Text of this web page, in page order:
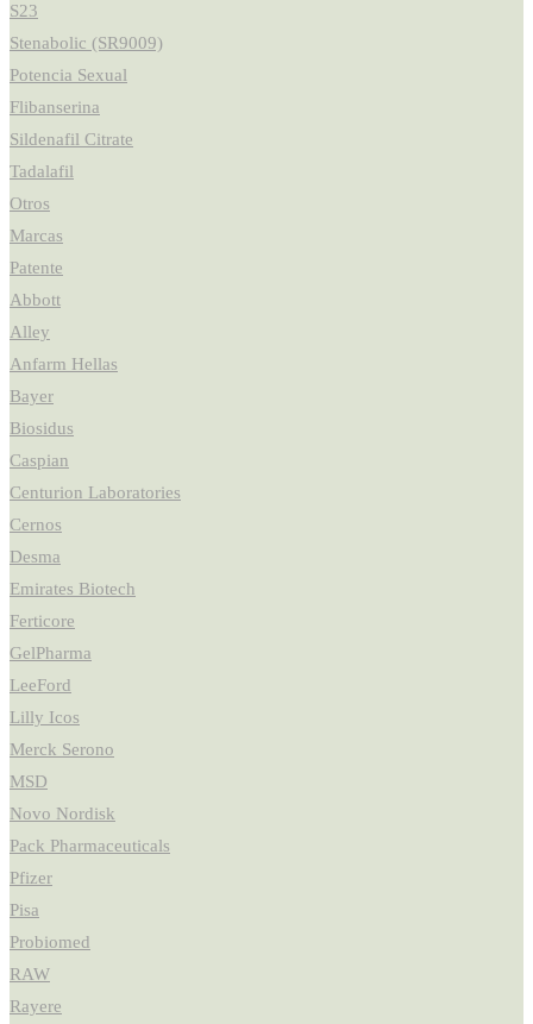
S23
Stenabolic (SR9009)
Potencia Sexual
Flibanserina
Sildenafil Citrate
Tadalafil
Otros
Marcas
Patente
Abbott
Alley
Anfarm Hellas
Bayer
Biosidus
Caspian
Centurion Laboratories
Cernos
Desma
Emirates Biotech
Ferticore
GelPharma
LeeFord
Lilly Icos
Merck Serono
MSD
Novo Nordisk
Pack Pharmaceuticals
Pfizer
Pisa
Probiomed
RAW
Rayere